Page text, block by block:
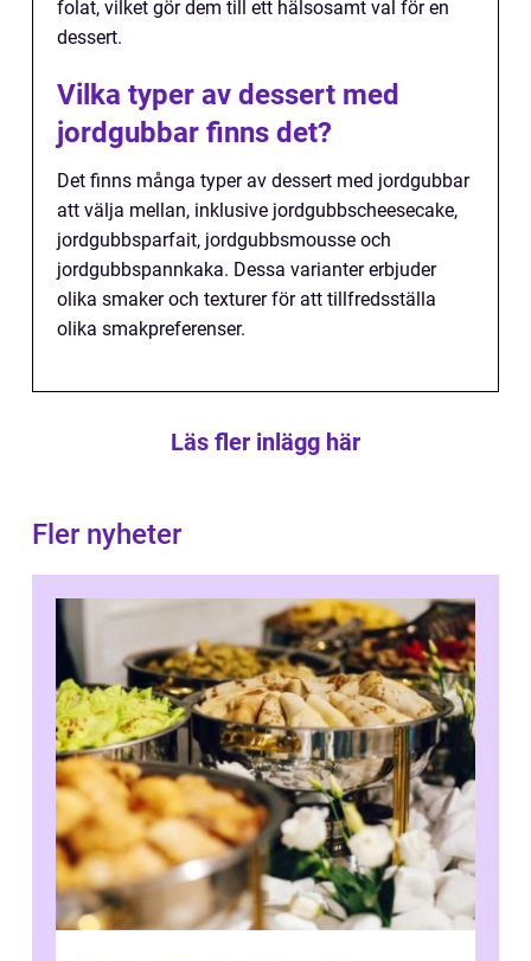
folat, vilket gör dem till ett hälsosamt val för en
dessert.
Vilka typer av dessert med
jordgubbar finns det?
Det finns många typer av dessert med jordgubbar
att välja mellan, inklusive jordgubbscheesecake,
jordgubbsparfait, jordgubbsmousse och
jordgubbspannkaka. Dessa varianter erbjuder
olika smaker och texturer för att tillfredsställa
olika smakpreferenser.
Läs fler inlägg här
Fler nyheter